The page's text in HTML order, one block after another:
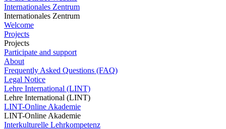
Internationales Zentrum
Internationales Zentrum
Welcome
Projects
Projects
Participate and support
About
Frequently Asked Questions (FAQ)
Legal Notice
Lehre International (LINT)
Lehre International (LINT)
LINT-Online Akademie
LINT-Online Akademie
Interkulturelle Lehrkompetenz